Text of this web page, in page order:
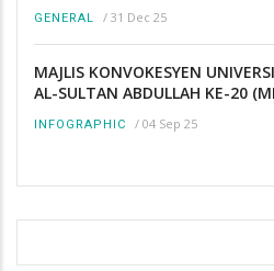
GENERAL / 31 Dec 25
MAJLIS KONVOKESYEN
AL-SULTAN ABDULLAH KE-20
INFOGRAPHIC / 04 Sep 25